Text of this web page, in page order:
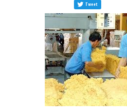
Tweet